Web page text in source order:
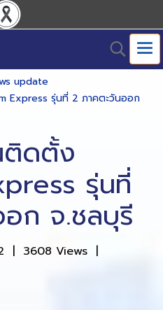
update
Express รุ่นที่ 2 ภาคตะวันออก
ดตั้ง
รุ่นที่
ก จ.ชลบุรี
| 3608 Views |